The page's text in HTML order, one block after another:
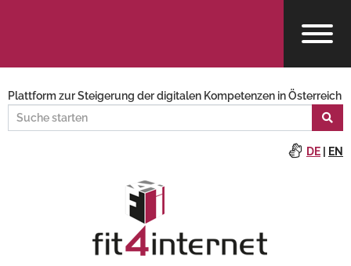
Plattform zur Steigerung der digitalen Kompetenzen in Österreich
DE EN